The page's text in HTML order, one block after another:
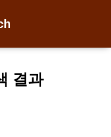
결과